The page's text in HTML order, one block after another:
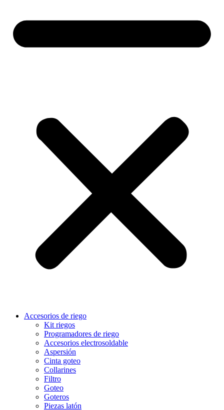
Accesorios de riego
Kit riegos
Programadores de riego
Accesorios electrosoldable
Aspersión
Cinta goteo
Collarines
Filtro
Goteo
Goteros
Piezas latón